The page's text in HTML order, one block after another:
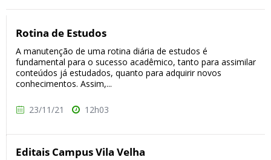
Rotina de Estudos
A manutenção de uma rotina diária de estudos é
fundamental para o sucesso acadêmico, tanto para assimilar
conteúdos já estudados, quanto para adquirir novos
conhecimentos. Assim,...
23/11/21 12h03
Editais Campus Vila Velha